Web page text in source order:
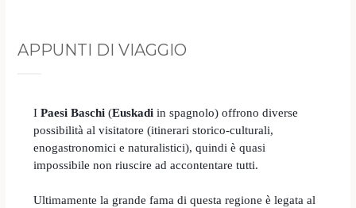
APPUNTI DI VIAGGIO
IPaesi Baschi (Euskadi in spagnolo) offrono diverse
possibilità al visitatore (itinerari storico-culturali,
enogastronomici e naturalistici), quindi è quasi
impossibile non riuscire ad accontentare tutti.
Ultimamente la grande fama di questa regione è legata al